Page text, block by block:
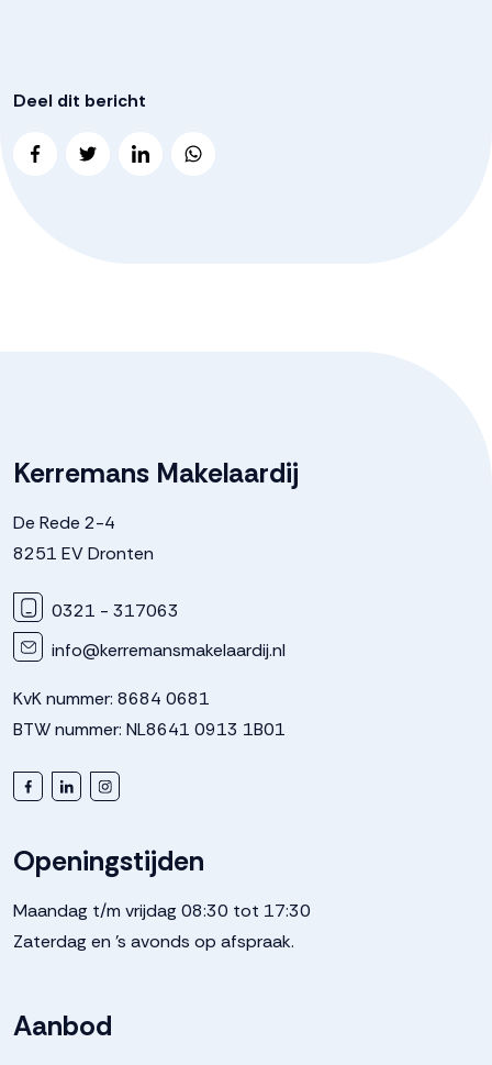
Deel dit bericht
Kerremans Makelaardij
De Rede 2-4
8251 EV Dronten
0321 - 317063
info@kerremansmakelaardij.nl
KvK nummer: 8684 0681
BTW nummer: NL8641 0913 1B01
Openingstijden
Maandag t/m vrijdag 08:30 tot 17:30
Zaterdag en 's avonds op afspraak.
Aanbod